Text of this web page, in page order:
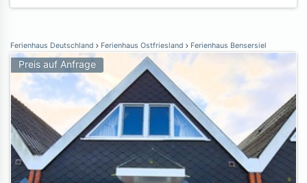
Ferienhaus Deutschland Ferienhaus Ostfriesland Ferienhaus Bensersiel
Preis auf Anfrage